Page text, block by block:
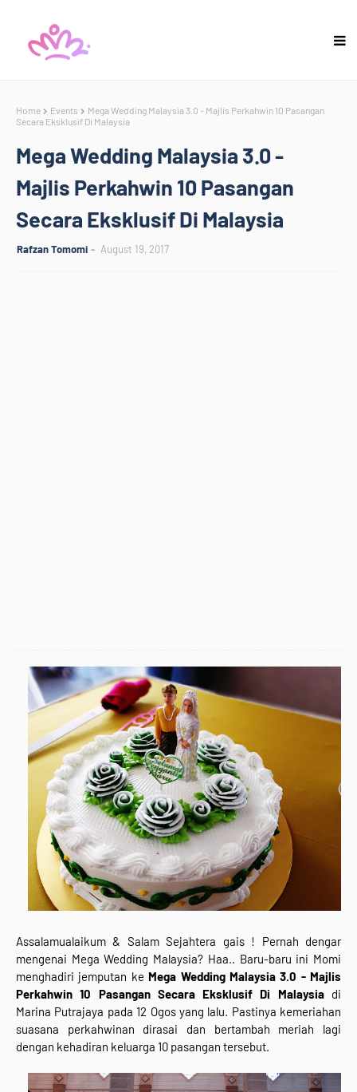
Home Events
Mega Wedding Malaysia 3.0 - Majlis Perkahwin 10 Pasangan
Secara Eksklusif Di Malaysia
Mega Wedding Malaysia 3.0 -
Majlis Perkahwin 10 Pasangan
Secara Eksklusif Di Malaysia
Rafzan Tomomi August 19, 2017
Assalamualaikum & Salam Sejahtera gais ! Pernah dengar
mengenai Mega Wedding Malaysia? Haa.. Baru-baru ini Momi
menghadiri jemputan ke Mega Wedding Malaysia 3.0 - Majlis
Perkahwin 10 Pasangan Secara Eksklusif Di Malaysiadi
Marina Putrajaya pada 12 Ogos yang lalu. Pastinya kemeriahan
suasana perkahwinan dirasai dan bertambah meriah lagi
dengan kehadiran keluarga 10 pasangan tersebut.